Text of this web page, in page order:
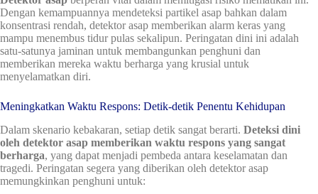
Dengan kemampuannya mendeteksi partikel asap bahkan dalam
konsentrasi rendah, detektor asap memberikan alarm keras yang
mampu menembus tidur pulas sekalipun. Peringatan dini ini adalah
satu-satunya jaminan untuk membangunkan penghuni dan
memberikan mereka waktu berharga yang krusial untuk
menyelamatkan diri.
Meningkatkan Waktu Respons: Detik-detik Penentu Kehidupan
Dalam skenario kebakaran, setiap detik sangat berarti. Deteksi dini
oleh detektor asap memberikan waktu respons yang sangat
berharga, yang dapat menjadi pembeda antara keselamatan dan
tragedi. Peringatan segera yang diberikan oleh detektor asap
memungkinkan penghuni untuk: